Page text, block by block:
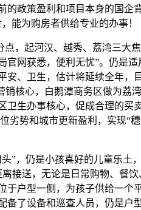
政策盈利和项目本身的国企
能为购房者供给专业的办事！
，起河汉、越秀、荔湾三大
官网获悉，便利无忧”。仍是适
安、卫生，估计将延续全年，
销核心，白鹅潭商务区做为荔
卫生办事核心，促成合理的买
劣势和城市更新盈利，实现“
，仍是小孩喜好的儿童乐土
接送，无论是日常购物、餐
于户型一侧，为孩子供给一个
备了设备和巡查人员，仍是户